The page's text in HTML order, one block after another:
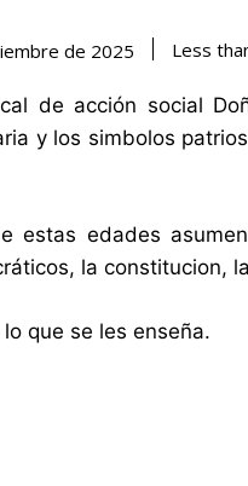
de 2025 Less
de acción social
y los simbolos
estas edades
la constitucion,
que se les enseña.